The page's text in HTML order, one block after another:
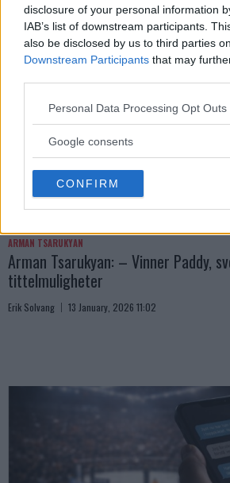
disclosure of your personal information
IAB’s list of downstream participants.
also be disclosed by us to third parties
Downstream Participants that may
Please note that this website/app uses
not limited to your visit or usage
use your data for below specified
consent section.
Personal Data Processing Opt Outs
Google consents
CONFIRM
ARMAN TSARUKYAN
Arman Tsarukyan: – Vinner Paddy,
tittelmuligheter
Erik Solvang 13 January, 2026 11:02